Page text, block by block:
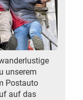
unserem
Postauto
auf das